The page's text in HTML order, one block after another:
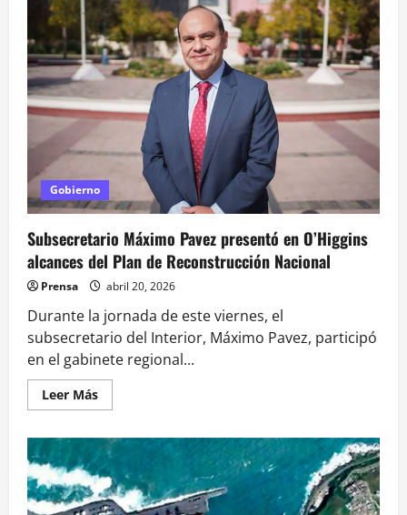
Salud
O’Higgins
inicia
nueva
etapa
de
inducción
presencial
para
médicos
en
Rancagua
Gobierno
Subsecretario Máximo Pavez presentó en O’Higgins
alcances del Plan de Reconstrucción Nacional
Prensa abril 20, 2026
Durante la jornada de este viernes, el
subsecretario del Interior, Máximo Pavez, participó
en el gabinete regional...
Leer MásLeer
más
Subsecretario
Máximo
Pavez
presentó
en
O’Higgins